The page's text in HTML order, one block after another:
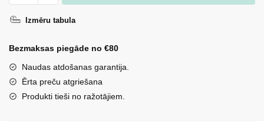
zeķesIzmēru tabula
Bezmaksas piegāde no €80
Naudas atdošanas garantija.
Ērta preču atgriešana
Produkti tieši no ražotājiem.